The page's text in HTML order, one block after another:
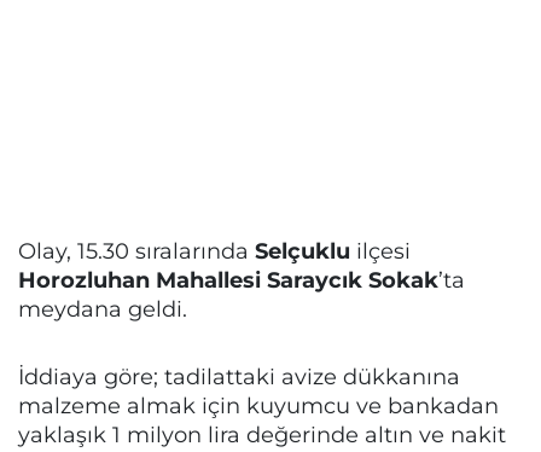
Olay, 15.30 sıralarında Selçuklu ilçesi
Horozluhan Mahallesi Saraycık Sokak’ta
meydana geldi.
İddiaya göre; tadilattaki avize dükkanına
malzeme almak için kuyumcu ve bankadan
yaklaşık 1 milyon lira değerinde altın ve nakit